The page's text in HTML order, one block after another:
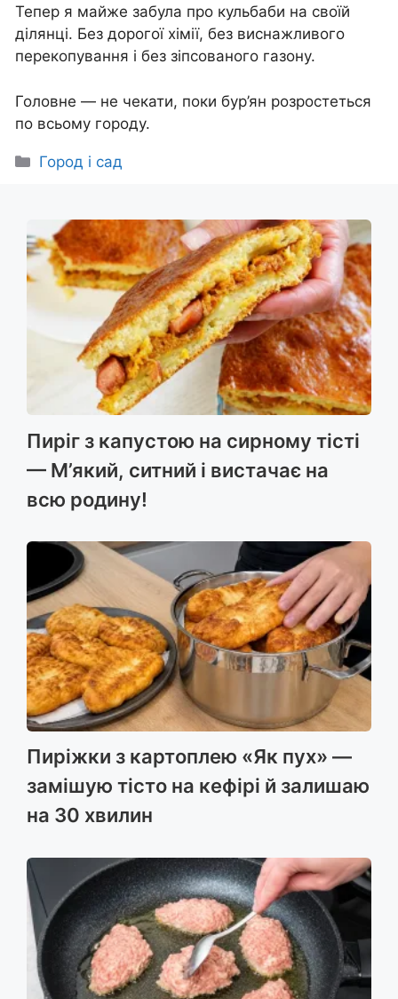
Тепер я майже забула про кульбаби на своїй
ділянці. Без дорогої хімії, без виснажливого
перекопування і без зіпсованого газону.
Головне — не чекати, поки бур’ян розростеться
по всьому городу.
Категорії
Город і сад
Пиріг з капустою на сирному тісті
— М’який, ситний і вистачає на
всю родину!
Пиріжки з картоплею «Як пух» —
замішую тісто на кефірі й залишаю
на 30 хвилин